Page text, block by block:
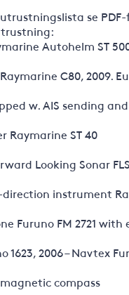
se
Autohelm ST
C80, 2009.
w. AIS sending
Raymarine ST 40
Looking Sonar FLS
direction instrument
Furuno FM 2721
1623, 2006 – Navtex
compass